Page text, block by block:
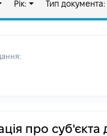
Рік: Тип документа:
про суб'єкта